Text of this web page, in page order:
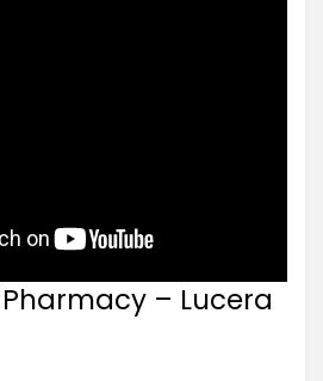
– Lucera